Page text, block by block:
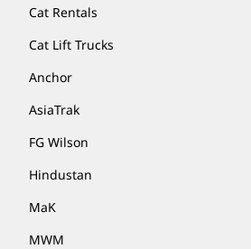
Cat Rentals
Cat Lift Trucks
Anchor
AsiaTrak
FG Wilson
Hindustan
MaK
MWM